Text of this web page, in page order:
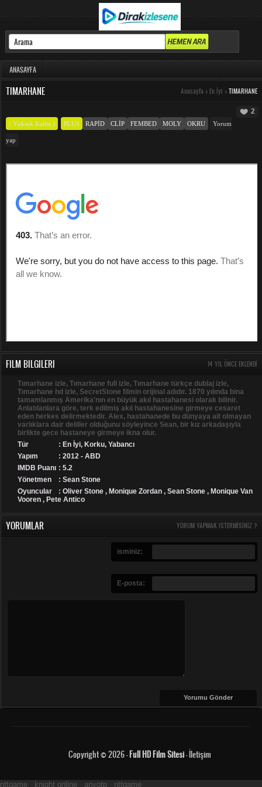
ANASAYFA
TIMARHANE Anasayfa > En İyi > TIMARHANE
2
( Yüksek Kalite ) PLUS RAPID CLIP FEMBED MOLY OKRU Yorum
yap
FILM BILGILERI 14 YIL ÖNCE EKLENDI
Tımarhane izle, Tımarhane full izle, Tımarhane türkçe dublaj izle,
Tımarhane hd izle, SecretStone filmin orijinal adıdır. 1870 yılında bina
tamamlanmış Amerika'nın en büyük akıl hastahanesi olarak bilinir.
Anlatılanlara göre, terk edilmiş akıl hastahanesine girmeye cesaret
eden herkes delirmektedir. Alex, hastahanede bu dünyaya ait olmayan
varlıklara dair deliller olduğunu söyleyince Sean, bir kız arkadaşıyla
birlikte gece hastaneye girmeye ikna olur.
Tür
: En İyi, Korku, Yabancı
Yapım
: 2012 - ABD
IMDB Puanı : 5.2
Yönetmen
: Sean Stone
Oyuncular
: Oliver Stone , Monique Zordan , Sean Stone , Monique Van
Vooren , Pete Antico
YORUMLAR YORUM YAPMAK ISTERMISINIZ ?
isminiz:
E-posta:
Copyright © 2026 -Full HD Film Sitesi-İletişim
nttgame knight online anyotp nttgame